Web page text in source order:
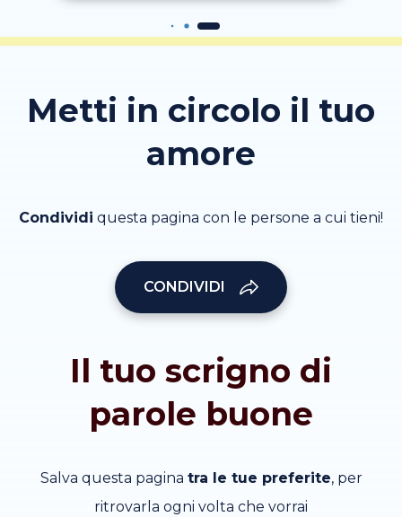
Metti in circolo il tuo
amore
Condividi questa pagina con le persone a cui tieni!
CONDIVIDI
Il tuo scrigno di
parole buone
Salva questa pagina tra le tue preferite, per
ritrovarla ogni volta che vorrai